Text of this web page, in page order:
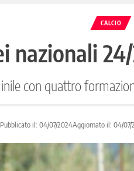
CALCIO
nazionali
con quattro
Pubblicato il: 04/07/2024Aggiornato il: 04/07/